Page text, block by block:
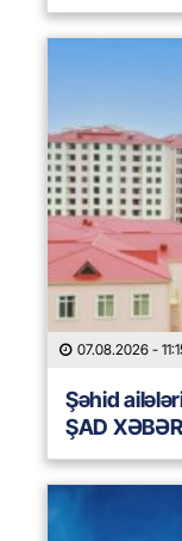
07.08.2026 -
Şəhid
ŞAD XƏBƏR